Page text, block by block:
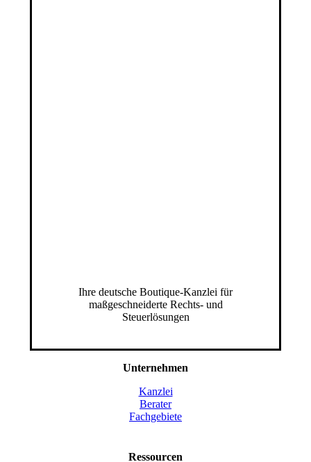
Ihre deutsche Boutique-Kanzlei für
maßgeschneiderte Rechts- und
Steuerlösungen
Unternehmen
Kanzlei
Berater
Fachgebiete
Ressourcen